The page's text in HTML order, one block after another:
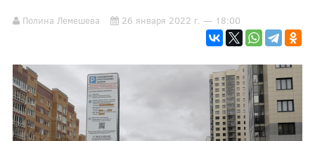
Полина Лемешева 26 января 2022 г. — 18:00